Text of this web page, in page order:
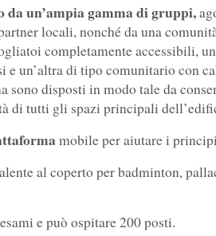
da un’ampia gamma di gruppi,
locali, nonché da una
completamente accessibili,
e un’altra di tipo comunitario con
disposti in modo tale da
di tutti gli spazi principali
mobile per aiutare i
al coperto per badminton,
e può ospitare 200 posti.